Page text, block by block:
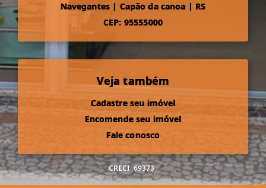
Navegantes | Capão da canoa | RS
CEP: 95555000
Veja também
Cadastre seu imóvel
Encomende seu imóvel
Fale conosco
CRECI 69373